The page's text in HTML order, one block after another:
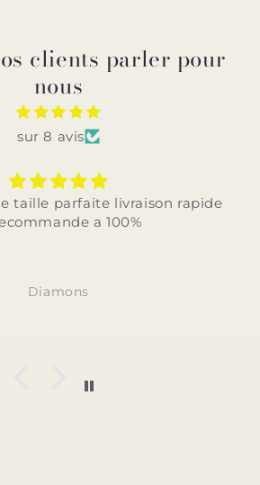
clients parler pour
nous
sur 8 avis
Très belle tenue taille
rapide je recommande